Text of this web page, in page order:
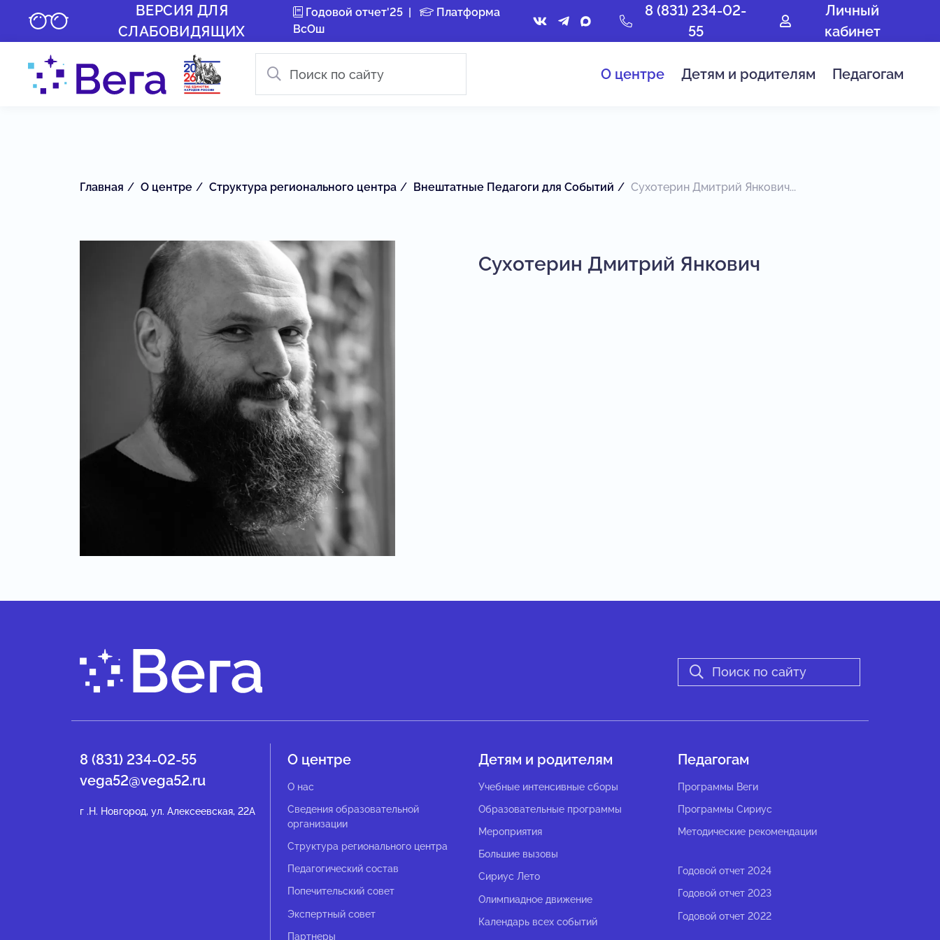
ВЕРСИЯ ДЛЯ
СЛАБОВИДЯЩИХ
Годовой отчет'25|
Платформа
ВсОш
8 (831) 234-02-
55
Личный
кабинет
О центре Детям и родителям Педагогам
Главная О центре Структура регионального центра Внештатные Педагоги для Событий Сухотерин Дмитрий Янкович...
Сухотерин Дмитрий Янкович
8 (831) 234-02-55
vega52@vega52.ru
г .Н. Новгород, ул. Алексеевская, 22А
О центре
О нас
Сведения образовательной
организации
Структура регионального центра
Педагогический состав
Попечительский совет
Экспертный совет
Партнеры
Детям и родителям
Учебные интенсивные сборы
Образовательные программы
Мероприятия
Большие вызовы
Сириус Лето
Олимпиадное движение
Календарь всех событий
Педагогам
Программы Веги
Программы Сириус
Методические рекомендации
Годовой отчет 2024
Годовой отчет 2023
Годовой отчет 2022